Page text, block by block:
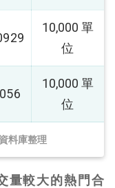
料庫整理
10,000 單
位
10,000 單
位
量較大的熱門合